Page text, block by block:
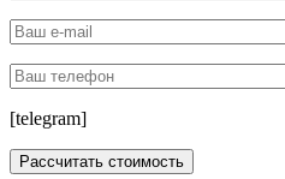
[telegram]